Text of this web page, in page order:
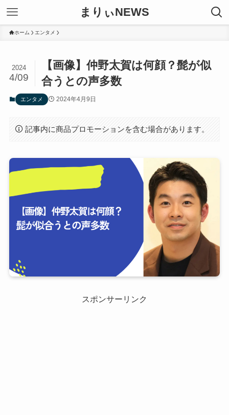
まりぃNEWS
ホーム エンタメ
【画像】仲野太賀は何顔？髭が似
合うとの声多数
2024
4/09
エンタメ 2024年4月9日
記事内に商品プロモーションを含む場合があります。
スポンサーリンク